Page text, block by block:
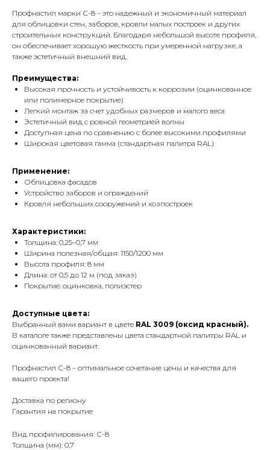
Профнастил марки С-8 – это надежный и экономичный материал
для облицовки стен, заборов, кровли малых построек и других
строительных конструкций. Благодаря небольшой высоте профиля,
он обеспечивает хорошую жесткость при умеренной нагрузке, а
также эстетичный внешний вид.
Преимущества:
Высокая прочность и устойчивость к коррозии (оцинкованное
или полимерное покрытие)
Легкий монтаж за счет удобных размеров и малого веса
Эстетичный вид с ровной геометрией волны
Доступная цена по сравнению с более высокими профилями
Широкая цветовая гамма (стандартная палитра RAL)
Применение:
Облицовка фасадов
Устройство заборов и ограждений
Кровля небольших сооружений и хозпостроек
Характеристики:
Толщина: 0,25–0,7 мм
Ширина полезная/общая: 1150/1200 мм
Высота профиля: 8 мм
Длина: от 0,5 до 12 м (под заказ)
Покрытие: оцинковка, полиэстер
Доступные цвета:
Выбранный вами вариант в цвете RAL 3009 (оксид красный).
В каталоге также представлены цвета стандартной палитры RAL и
оцинкованный вариант.
Профнастил С-8 – оптимальное сочетание цены и качества для
вашего проекта!
Доставка по региону
Гарантия на покрытие
Вид профилирования: С-8
Толщина (мм): 0,7